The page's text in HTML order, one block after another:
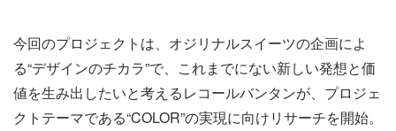
今回のプロジェクトは、オジリナルスイーツの企画によ
る“デザインのチカラ”で、これまでにない新しい発想と価
値を生み出したいと考えるレコールバンタンが、プロジェ
クトテーマである“COLOR”の実現に向けリサーチを開始。